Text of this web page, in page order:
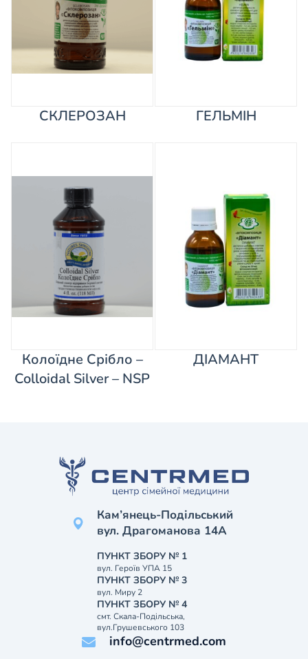
СКЛЕРОЗАН ГЕЛЬМІН
Колоїдне Срібло –
Colloidal Silver – NSP
ДІАМАНТ
Кам’янець-Подільський
вул. Драгоманова 14А
ПУНКТ ЗБОРУ № 1
вул. Героїв УПА 15
ПУНКТ ЗБОРУ № 3
вул. Миру 2
ПУНКТ ЗБОРУ № 4
смт. Скала-Подільська,
вул.Грушевського 103
info@centrmed.com